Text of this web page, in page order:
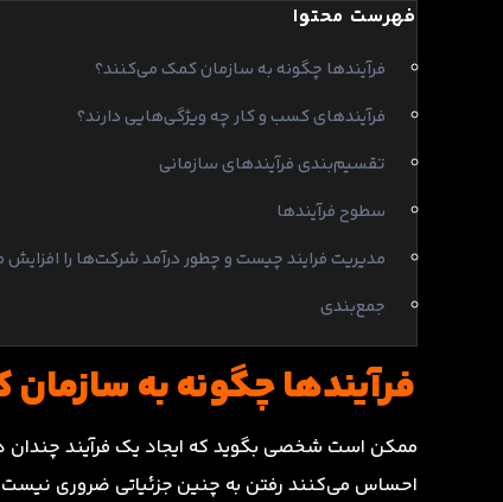
فهرست محتوا
فرآیندها چگونه به سازمان کمک می‌کنند؟
فرآیندهای کسب و کار چه ویژگی‌هایی دارند؟
تقسیم‌بندی فرآیندهای سازمانی
سطوح فرآیندها
مدیریت فرایند چیست و چطور درآمد شرکت‌ها را
جمع‌بندی
فرآیندها چگونه به
ممکن است شخصی بگوید که ایجاد یک فرآیند چندان
احساس می‌کنند رفتن به چنین جزئیاتی ضروری